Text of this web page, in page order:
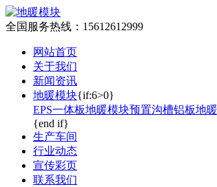
全国服务热线： 15612612999
网站首页
关于我们
新闻资讯
地暖模块{if:6>0}
EPS一体板地暖模块预置沟槽铝板地
{end if}
生产车间
行业动态
宣传彩页
联系我们